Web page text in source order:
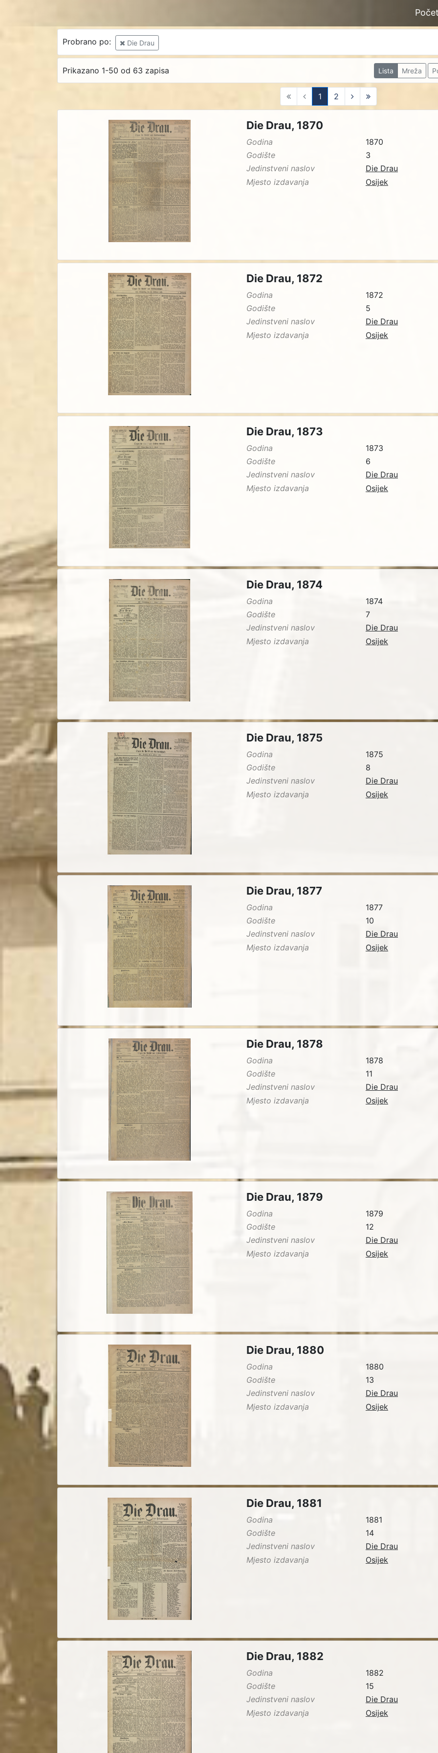
Probrano po: Die Drau
Prikazano 1-50 od 63 zapisa Lista Mreža
1
(current)
2
Die Drau, 1870
Godina
1870
Godište
3
Jedinstveni naslov
Die Drau
Mjesto izdavanja
Osijek
Die Drau, 1872
Godina
1872
Godište
5
Jedinstveni naslov
Die Drau
Mjesto izdavanja
Osijek
Die Drau, 1873
Godina
1873
Godište
6
Jedinstveni naslov
Die Drau
Mjesto izdavanja
Osijek
Die Drau, 1874
Godina
1874
Godište
7
Jedinstveni naslov
Die Drau
Mjesto izdavanja
Osijek
Die Drau, 1875
Godina
1875
Godište
8
Jedinstveni naslov
Die Drau
Mjesto izdavanja
Osijek
Die Drau, 1877
Godina
1877
Godište
10
Jedinstveni naslov
Die Drau
Mjesto izdavanja
Osijek
Die Drau, 1878
Godina
1878
Godište
11
Jedinstveni naslov
Die Drau
Mjesto izdavanja
Osijek
Die Drau, 1879
Godina
1879
Godište
12
Jedinstveni naslov
Die Drau
Mjesto izdavanja
Osijek
Die Drau, 1880
Godina
1880
Godište
13
Jedinstveni naslov
Die Drau
Mjesto izdavanja
Osijek
Die Drau, 1881
Godina
1881
Godište
14
Jedinstveni naslov
Die Drau
Mjesto izdavanja
Osijek
Die Drau, 1882
Godina
1882
Godište
15
Jedinstveni naslov
Die Drau
Mjesto izdavanja
Osijek